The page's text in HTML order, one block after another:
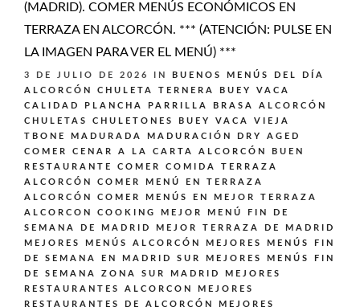
(MADRID). COMER MENÚS ECONÓMICOS EN
TERRAZA EN ALCORCÓN. *** (ATENCIÓN: PULSE EN
LA IMAGEN PARA VER EL MENÚ) ***
3 DE JULIO DE 2026 IN
BUENOS MENÚS DEL DÍA
ALCORCÓN
CHULETA TERNERA BUEY VACA
CALIDAD PLANCHA PARRILLA BRASA ALCORCÓN
CHULETAS CHULETONES BUEY VACA VIEJA
TBONE MADURADA MADURACIÓN DRY AGED
COMER CENAR A LA CARTA ALCORCÓN BUEN
RESTAURANTE
COMER COMIDA TERRAZA
ALCORCÓN
COMER MENÚ EN TERRAZA
ALCORCÓN
COMER MENÚS EN MEJOR TERRAZA
ALCORCON
COOKING
MEJOR MENÚ FIN DE
SEMANA DE MADRID
MEJOR TERRAZA DE MADRID
MEJORES MENÚS ALCORCÓN
MEJORES MENÚS FIN
DE SEMANA EN MADRID SUR
MEJORES MENÚS FIN
DE SEMANA ZONA SUR MADRID
MEJORES
RESTAURANTES ALCORCON
MEJORES
RESTAURANTES DE ALCORCÓN
MEJORES